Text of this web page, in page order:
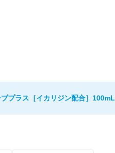
プラス［イカリジン配合］100mL